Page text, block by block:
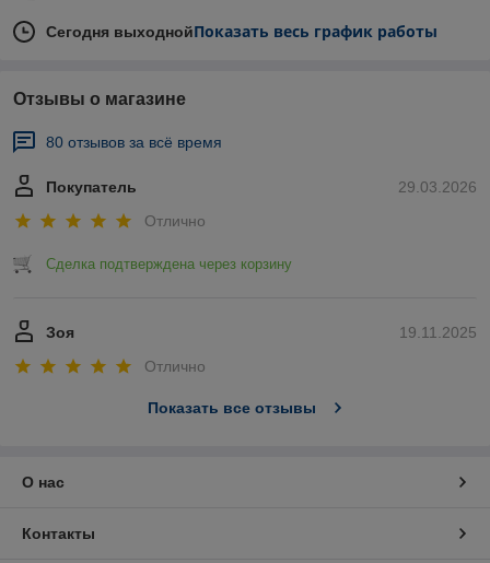
Сегодня выходнойПоказать весь график работы
Отзывы о магазине
80 отзывов за всё время
29.03.2026
Покупатель
Отлично
Сделка подтверждена через корзину
19.11.2025
Зоя
Отлично
Показать все отзывы
О нас
Контакты